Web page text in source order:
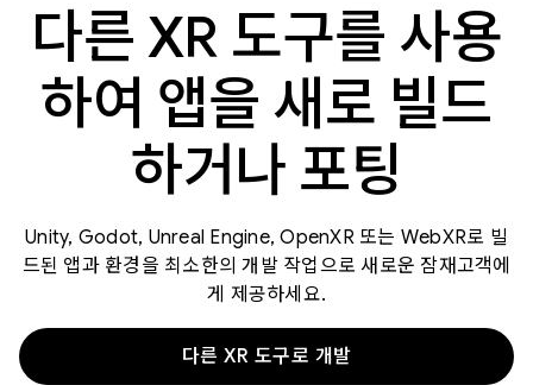
다른 XR 도구를 사용
하여 앱을 새로 빌드
하거나 포팅
Unity, Godot, Unreal Engine, OpenXR 또는 WebXR로 빌
드된 앱과 환경을 최소한의 개발 작업으로 새로운 잠재고객에
게 제공하세요.
다른 XR 도구로 개발